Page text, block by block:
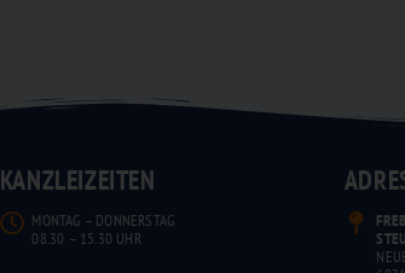
KANZLEIZEITEN
MONTAG – DONNERSTAG
08.30 – 15.30 UHR